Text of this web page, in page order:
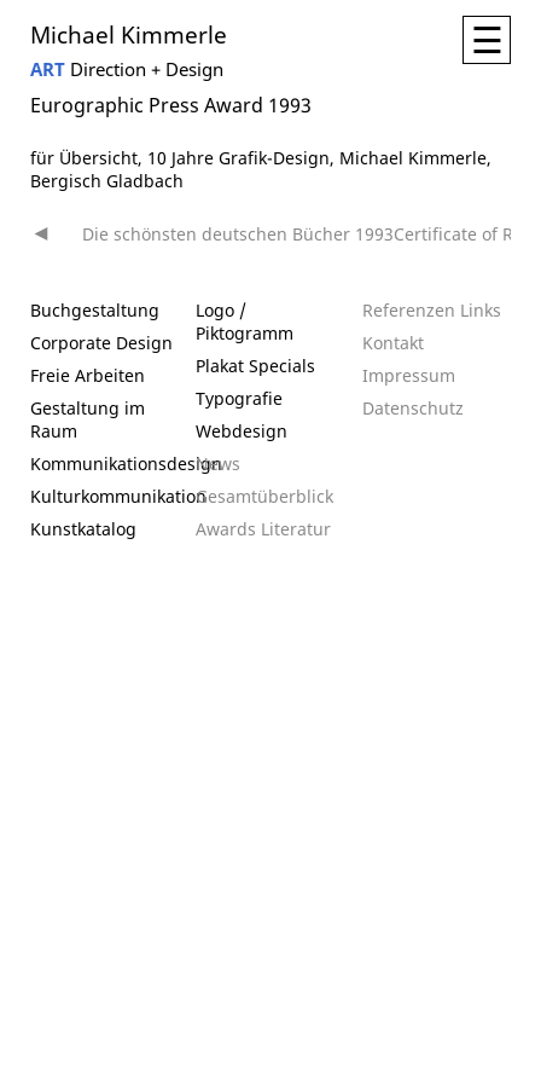
Michael Kimmerle
ART Direction + Design
☰
Eurographic Press Award 1993
für Übersicht, 10 Jahre Grafik-Design, Michael Kimmerle,
Bergisch Gladbach
Beitragsnavigation
Die schönsten deutschen Bücher 1993Certificate of
Buchgestaltung
Corporate Design
Freie Arbeiten
Gestaltung im
Raum
Kommunikationsdesign
Kulturkommunikation
Kunstkatalog
Logo /
Piktogramm
Plakat Specials
Typografie
Webdesign
News
Gesamtüberblick
Awards Literatur
Referenzen Links
Kontakt
Impressum
Datenschutz­